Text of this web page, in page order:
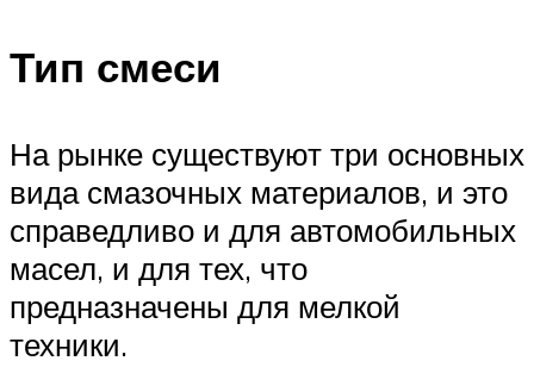
Тип смеси
На рынке существуют три основных
вида смазочных материалов, и это
справедливо и для автомобильных
масел, и для тех, что
предназначены для мелкой
техники.